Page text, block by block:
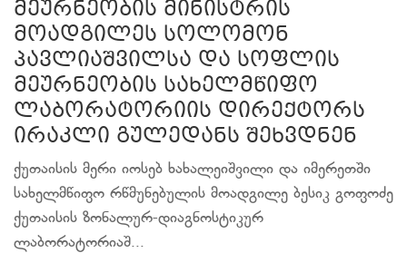
მეურნეობის მინისტრის
მოადგილეს სოლომონ
პავლიაშვილსა და სოფლის
მეურნეობის სახელმწიფო
ლაბორატორიის დირექტორს
ირაკლი გულედანს შეხვდნენ
ქუთაისის მერი იოსებ ხახალეიშვილი და იმერეთში
სახელმწიფო რწმუნებულის მოადგილე ბესიკ გოფოძე
ქუთაისის ზონალურ-დიაგნოსტიკურ
ლაბორატორიაშ...